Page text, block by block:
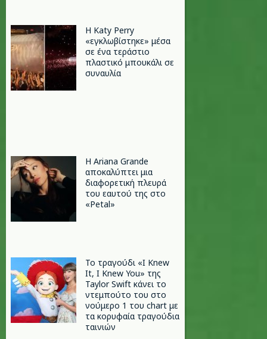
H Katy Perry
«εγκλωβίστηκε» μέσα
σε ένα τεράστιο
πλαστικό μπουκάλι σε
συναυλία
Η Ariana Grande
αποκαλύπτει μια
διαφορετική πλευρά
του εαυτού της στο
«Petal»
Το τραγούδι «I Knew
It, I Knew You» της
Taylor Swift κάνει το
ντεμπούτο του στο
νούμερο 1 του chart με
τα κορυφαία τραγούδια
ταινιών